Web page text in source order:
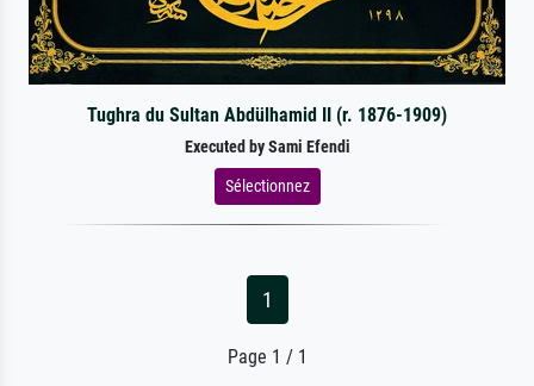
Tughra du Sultan Abdülhamid II (r. 1876-1909)
Executed by Sami Efendi
Sélectionnez
1
Page 1 / 1